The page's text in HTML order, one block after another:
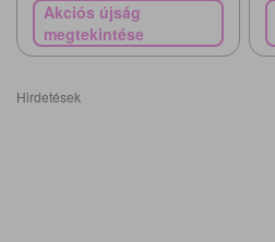
Akciós újság
megtekintése
Hirdetések